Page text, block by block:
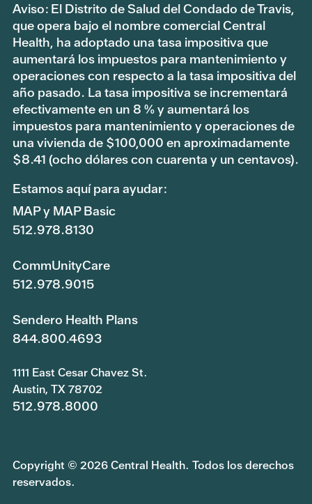
Aviso: El Distrito de Salud del Condado de Travis,
que opera bajo el nombre comercial Central
Health, ha adoptado una tasa impositiva que
aumentará los impuestos para mantenimiento y
operaciones con respecto a la tasa impositiva del
año pasado. La tasa impositiva se incrementará
efectivamente en un 8 % y aumentará los
impuestos para mantenimiento y operaciones de
una vivienda de $100,000 en aproximadamente
$8.41 (ocho dólares con cuarenta y un centavos).
Estamos aquí para ayudar:
MAP y MAP Basic
512.978.8130
CommUnityCare
512.978.9015
Sendero Health Plans
844.800.4693
1111 East Cesar Chavez St.
Austin, TX 78702
512.978.8000
Copyright © 2026 Central Health. Todos los derechos
reservados.